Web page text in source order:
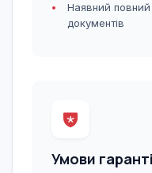
Наявний повний
документів
Умови